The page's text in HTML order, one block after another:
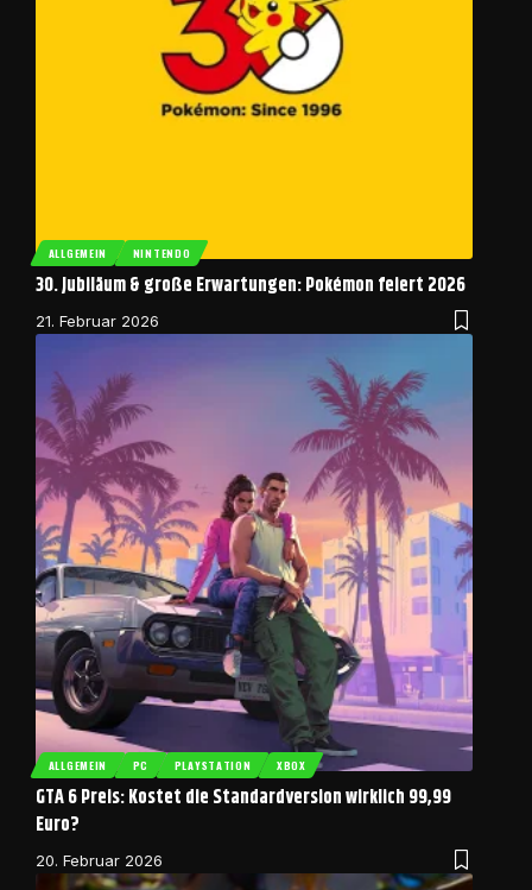
ALLGEMEIN NINTENDO
30. Jubiläum & große Erwartungen: Pokémon feiert 2026
21. Februar 2026
ALLGEMEIN PC PLAYSTATION XBOX
GTA 6 Preis: Kostet die Standardversion wirklich 99,99
Euro?
20. Februar 2026